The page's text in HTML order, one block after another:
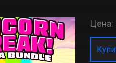
Цена: